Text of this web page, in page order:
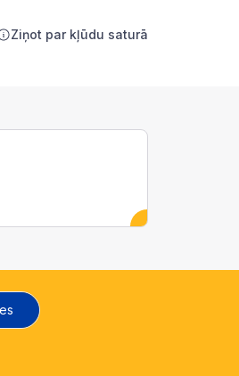
Ziņot par kļūdu saturā